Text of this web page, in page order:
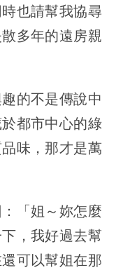
也請幫我協尋
多年的遠房親
的不是傳說中
都市中心的綠
味，那才是萬
「姐～妳怎麼
，我好過去幫
可以幫姐在那